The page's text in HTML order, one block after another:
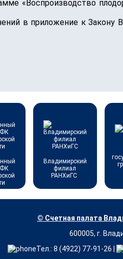
«Воспроизводство
в приложение к Закону
Владимирский
филиал
РАНХиГС
© Счетная палата
600005, г.
Тел.: 8 (4922) 77-91-26 |